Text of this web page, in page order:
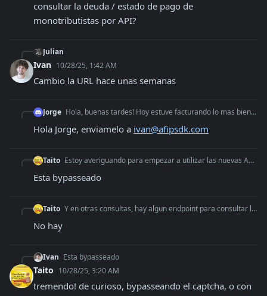
consultar la deuda / estado de pago de
monotributistas por API?
Julian
Ivan 10/28/25, 1:42 AM
Cambio la URL hace unas semanas
Jorge Hola, buenas tardes! Hoy estuve facturando lo mas bien como siempre, pero desde hace un rato al intentar facturar me devuelve este mensaje: Error: AFIP RECHAZÓ
Hola Jorge, enviamelo a ivan@afipsdk.com
Taito Estoy averiguando para empezar a utilizar las nuevas Automatizaciones. En el pasado, haciendo mis automatizaciones, habia un punto donde ARCA te limitaba la cue
Esta bypasseado
Taito Y en otras consultas, hay algun endpoint para consultar la deuda / estado de pago de monotributistas por API?
No hay
Ivan Esta bypasseado
Taito 10/28/25, 3:20 AM
tremendo! de curioso, bypasseando el captcha, o con